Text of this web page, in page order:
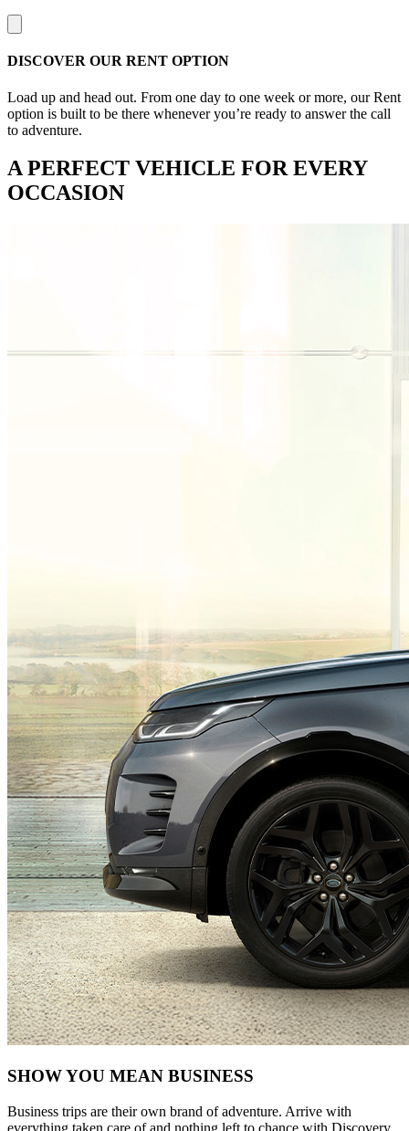
Toggle
DISCOVER OUR RENT OPTION
Load up and head out. From one day to one week or more, our Rent
option is built to be there whenever you’re ready to answer the call
to adventure.
A PERFECT VEHICLE FOR EVERY
OCCASION
SHOW YOU MEAN BUSINESS
Business trips are their own brand of adventure. Arrive with
everything taken care of and nothing left to chance with Discovery.